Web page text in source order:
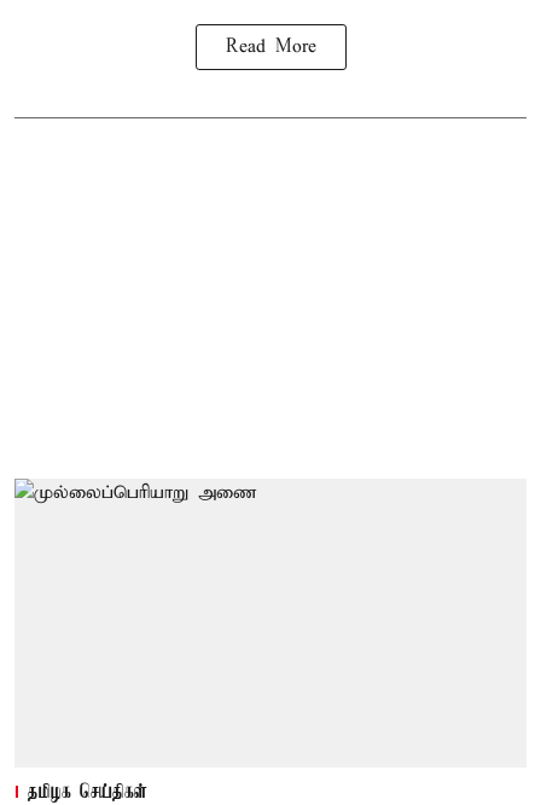
Read More
தமிழக செய்திகள்